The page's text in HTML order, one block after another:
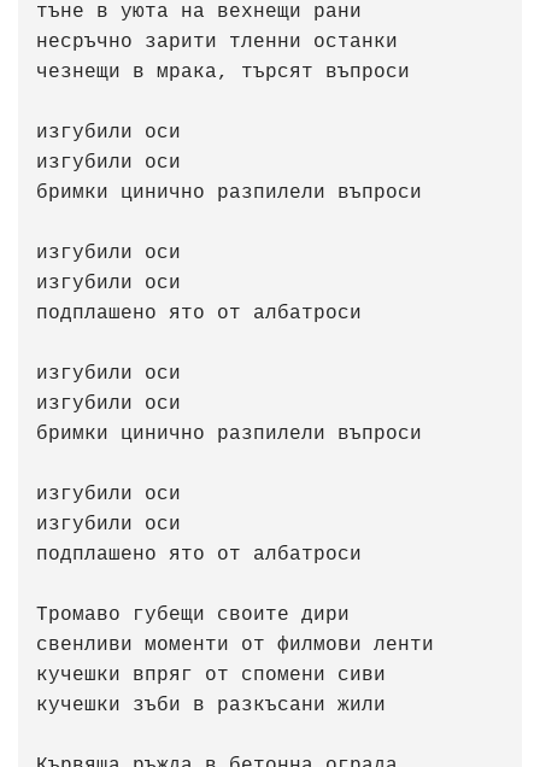
тъне в уюта на вехнещи рани
несръчно зарити тленни останки
чезнещи в мрака, търсят въпроси
изгубили оси
изгубили оси
бримки цинично разпилели въпроси
изгубили оси
изгубили оси
подплашено ято от албатроси
изгубили оси
изгубили оси
бримки цинично разпилели въпроси
изгубили оси
изгубили оси
подплашено ято от албатроси
Tромаво губещи своите дири
свенливи моменти от филмови ленти
кучешки впряг от спомени сиви
кучешки зъби в разкъсани жили